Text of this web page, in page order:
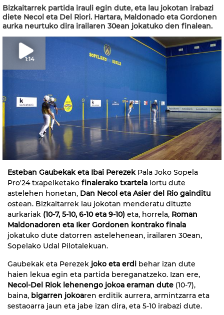
Bizkaitarrek partida irauli egin dute, eta lau jokotan irabazi
diete Necol eta Del Riori. Hartara, Maldonado eta Gordonen
aurka neurtuko dira irailaren 30ean jokatuko den finalean.
1:14
Esteban Gaubekak eta Ibai Perezek Pala Joko Sopela
Pro'24 txapelketako finalerako txartela lortu dute
astelehen honetan, Dan Necol eta Asier del Rio gainditu
ostean. Bizkaitarrek lau jokotan menderatu dituzte
aurkariak (10-7, 5-10, 6-10 eta 9-10) eta, horrela, Roman
Maldonadoren eta Iker Gordonen kontrako finala
jokatuko dute datorren astelehenean, irailaren 30ean,
Sopelako Udal Pilotalekuan.
Gaubekak eta Perezek joko eta erdi behar izan dute
haien lekua egin eta partida bereganatzeko. Izan ere,
Necol-Del Riok lehenengo jokoa eraman dute (10-7),
baina, bigarren jokoaren erditik aurrera, armintzarra eta
sestaoarra jaun eta jabe izan dira, eta 5-10 irabazi dute.